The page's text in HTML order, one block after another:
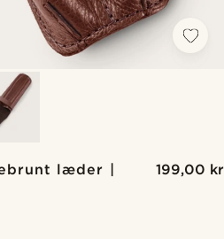
læder |
199,00 kr